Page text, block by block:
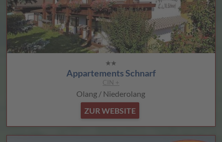
Appartements Schnarf
CIN +
Olang / Niederolang
ZUR WEBSITE